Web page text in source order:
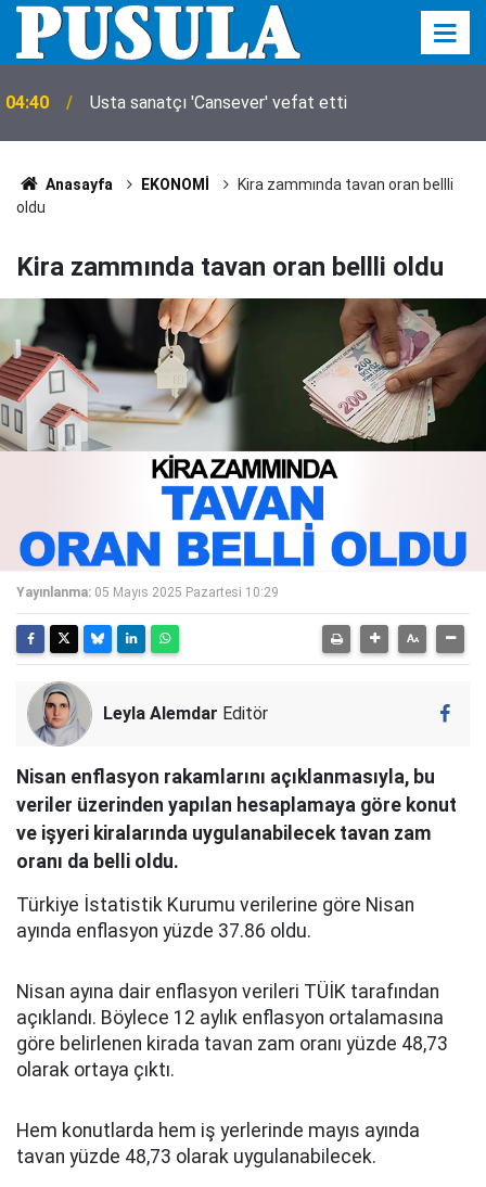
04:40 Usta sanatçı 'Cansever' vefat etti
Anasayfa EKONOMİ
Kira zammında tavan oran bellli
oldu
Kira zammında tavan oran bellli oldu
Yayınlanma: 05 Mayıs 2025 Pazartesi 10:29
Leyla Alemdar Editör
Nisan enflasyon rakamlarını açıklanmasıyla, bu
veriler üzerinden yapılan hesaplamaya göre konut
ve işyeri kiralarında uygulanabilecek tavan zam
oranı da belli oldu.
Türkiye İstatistik Kurumu verilerine göre Nisan
ayında enflasyon yüzde 37.86 oldu.
Nisan ayına dair enflasyon verileri TÜİK tarafından
açıklandı. Böylece 12 aylık enflasyon ortalamasına
göre belirlenen kirada tavan zam oranı yüzde 48,73
olarak ortaya çıktı.
Hem konutlarda hem iş yerlerinde mayıs ayında
tavan yüzde 48,73 olarak uygulanabilecek.